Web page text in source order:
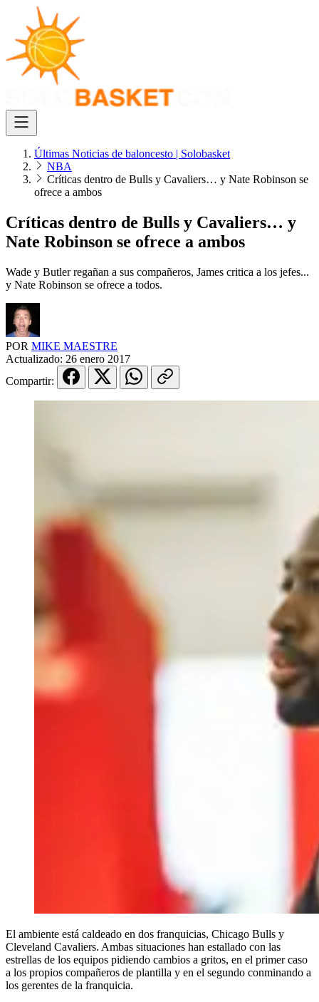
Últimas Noticias de baloncesto | Solobasket
NBA
Críticas dentro de Bulls y Cavaliers… y Nate Robinson se
ofrece a ambos
Críticas dentro de Bulls y Cavaliers… y
Nate Robinson se ofrece a ambos
Wade y Butler regañan a sus compañeros, James critica a los jefes...
y Nate Robinson se ofrece a todos.
POR MIKE MAESTRE
Actualizado: 26 enero 2017
Compartir:
El ambiente está caldeado en dos franquicias, Chicago Bulls y
Cleveland Cavaliers. Ambas situaciones han estallado con las
estrellas de los equipos pidiendo cambios a gritos, en el primer caso
a los propios compañeros de plantilla y en el segundo conminando a
los gerentes de la franquicia.